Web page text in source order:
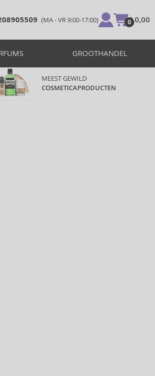
(MA - VR 9:00-17:00) 0
€ 0,00
GROOTHANDEL
MEEST GEWILD
COSMETICAPRODUCTEN